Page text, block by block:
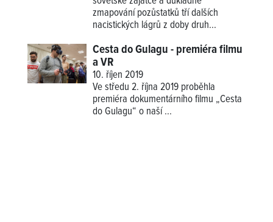
zmapování pozůstatků tří dalších
nacistických lágrů z doby druh...
Cesta do Gulagu - premiéra filmu
a VR
10. říjen 2019
Ve středu 2. října 2019 proběhla
premiéra dokumentárního filmu „Cesta
do Gulagu“ o naší...